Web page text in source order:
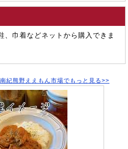
、巾着などネットから購入できま
南紀熊野ええもん市場でもっと見る>>